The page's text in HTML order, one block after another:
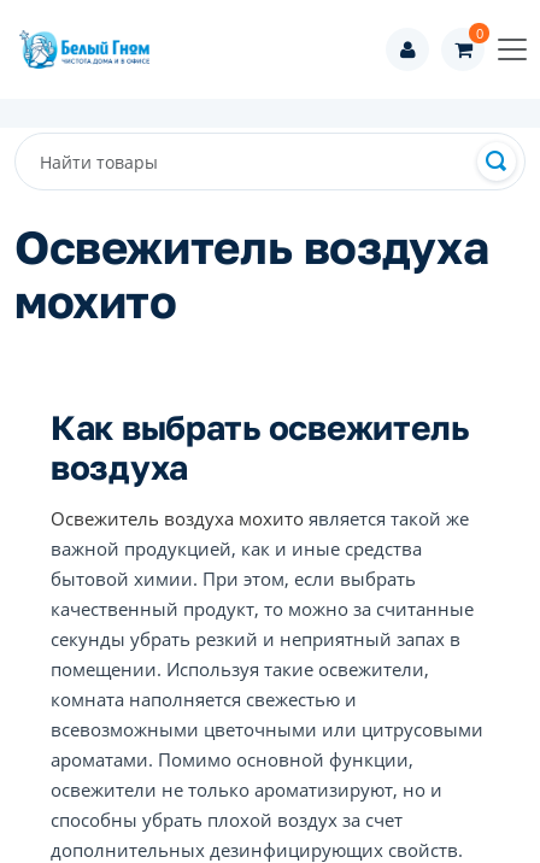
0
Освежитель воздуха
мохито
Как выбрать освежитель
воздуха
Освежитель воздуха мохито является такой же
важной продукцией, как и иные средства
бытовой химии. При этом, если выбрать
качественный продукт, то можно за считанные
секунды убрать резкий и неприятный запах в
помещении. Используя такие освежители,
комната наполняется свежестью и
всевозможными цветочными или цитрусовыми
ароматами. Помимо основной функции,
освежители не только ароматизируют, но и
способны убрать плохой воздух за счет
дополнительных дезинфицирующих свойств.